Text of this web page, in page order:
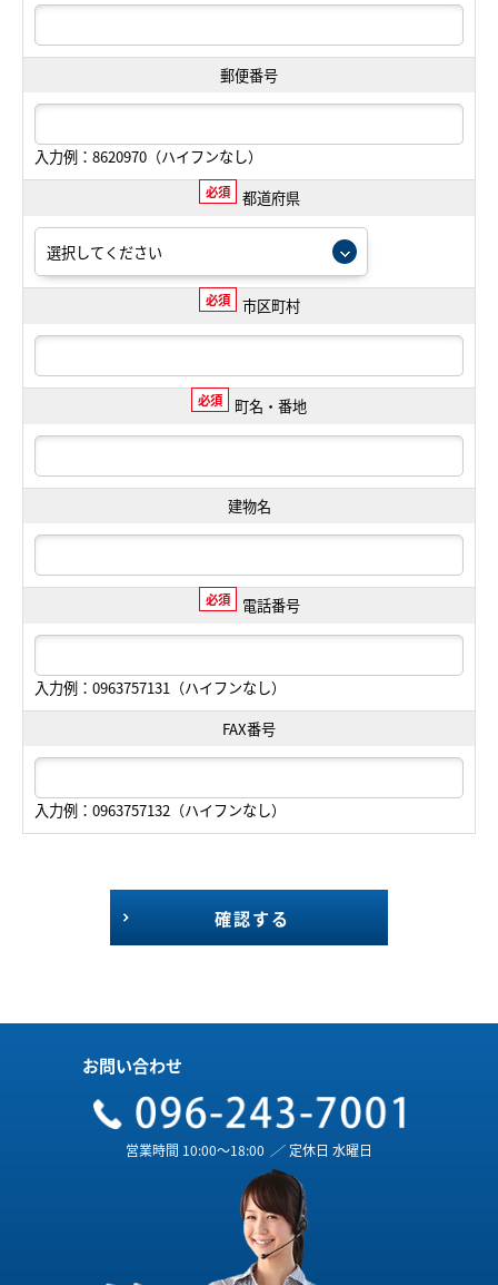
郵便番号
入力例：8620970（ハイフンなし）
必須 都道府県
必須 市区町村
必須 町名・番地
建物名
必須 電話番号
入力例：0963757131（ハイフンなし）
FAX番号
入力例：0963757132（ハイフンなし）
確認する
お問い合わせ
営業時間 10:00～18:00 ／ 定休日 水曜日